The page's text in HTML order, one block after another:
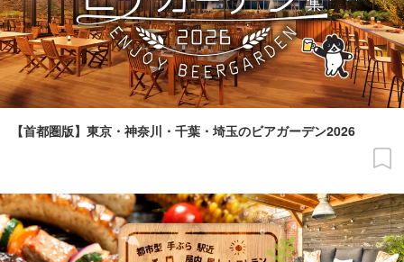
【首都圏版】東京・神奈川・千葉・埼玉のビアガーデン2026